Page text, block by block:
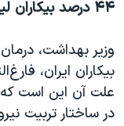
تریبونال مردمی آبان ۹۸
دادگاه حمید نوری
چهل سال
قانون شفافیت
۴۴ درصد بیکاران لیسانس به بالا هستند
بیکاران ایران،
علت آن این است که
در ساختار تربیت